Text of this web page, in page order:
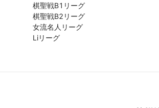
棋聖戦B1リーグ
棋聖戦B2リーグ
女流名人リーグ
Liリーグ